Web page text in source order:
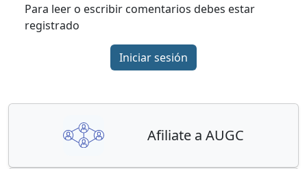
Para leer o escribir comentarios debes estar
registrado
Iniciar sesión
Afiliate a AUGC